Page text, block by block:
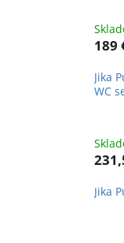
189
Jika
WC
Jika